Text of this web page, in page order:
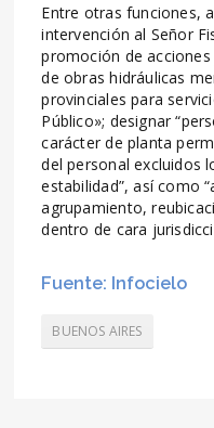
Entre otras funciones,
intervención al Señor
promoción de
de obras hidráulicas
provinciales para
Público»; designar
carácter de planta
del personal excluidos
estabilidad”, así como
agrupamiento,
dentro de cara
Fuente: Infocielo
BUENOS AIRES